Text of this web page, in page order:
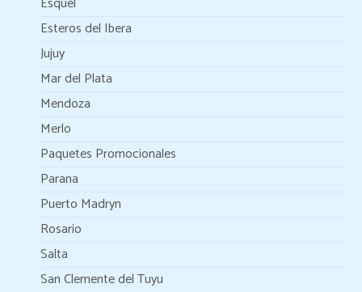
Esteros del Ibera
Jujuy
Mar del Plata
Mendoza
Merlo
Paquetes Promocionales
Parana
Puerto Madryn
Rosario
Salta
San Clemente del Tuyu